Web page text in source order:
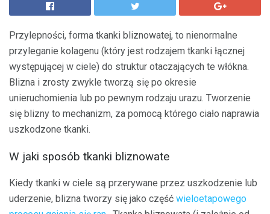
Przylepności, forma tkanki bliznowatej, to nienormalne
przyleganie kolagenu (który jest rodzajem tkanki łącznej
występującej w ciele) do struktur otaczających te włókna.
Blizna i zrosty zwykle tworzą się po okresie
unieruchomienia lub po pewnym rodzaju urazu. Tworzenie
się blizny to mechanizm, za pomocą którego ciało naprawia
uszkodzone tkanki.
W jaki sposób tkanki bliznowate
Kiedy tkanki w ciele są przerywane przez uszkodzenie lub
uderzenie, blizna tworzy się jako część wieloetapowego